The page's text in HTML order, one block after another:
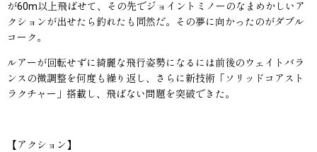
が60m以上飛ばせて、その先でジョイントミノーのなまめかしいア
クションが出せたら釣れたも同然だ。その夢に向かったのがダブル
コーク。
ルアーが回転せずに綺麗な飛行姿勢になるには前後のウェイトバラ
ンスの微調整を何度も繰り返し、さらに新技術「ソリッドコアスト
ラクチャー」搭載し、飛ばない問題を突破できた。
【アクション】